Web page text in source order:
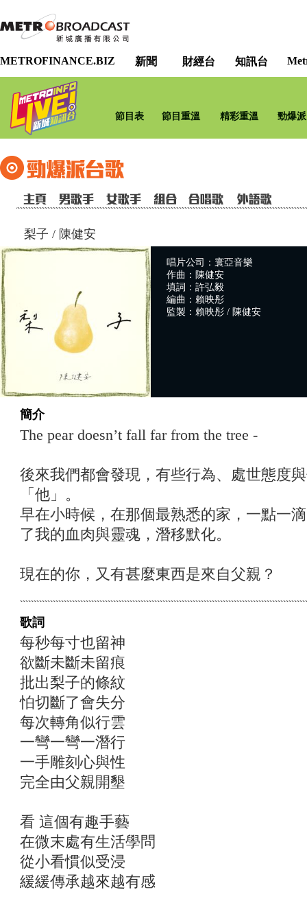
METROFINANCE.BIZ 新聞 財經台 知訊台
節目表 節目重溫 精彩重溫 勁爆
梨子 / 陳健安
唱片公司：寰亞音樂
作曲：陳健安
填詞：許弘毅
編曲：賴映彤
監製：賴映彤 / 陳健安
簡介
The pear doesn’t fall far from the tree -
後來我們都會發現，有些行為、處世態度
「他」。
早在小時候，在那個最熟悉的家，一點一
了我的血肉與靈魂，潛移默化。
現在的你，又有甚麼東西是來自父親？
歌詞
每秒每寸也留神
欲斷未斷未留痕
批出梨子的條紋
怕切斷了會失分
每次轉角似行雲
一彎一彎一潛行
一手雕刻心與性
完全由父親開墾
看 這個有趣手藝
在微末處有生活學問
從小看慣似受浸
緩緩傳承越來越有感